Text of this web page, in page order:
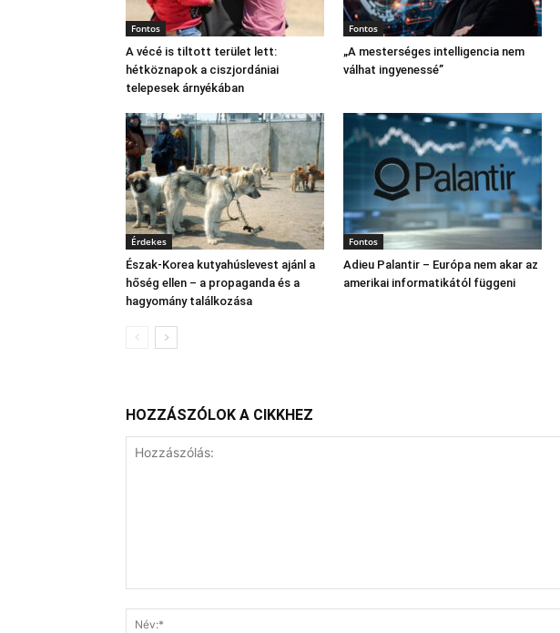
Fontos
A vécé is tiltott terület lett:
hétköznapok a ciszjordániai
telepesek árnyékában
Fontos
„A mesterséges intelligencia nem
válhat ingyenessé”
Érdekes
Észak‑Korea kutyahúslevest ajánl a
hőség ellen – a propaganda és a
hagyomány találkozása
Fontos
Adieu Palantir – Európa nem akar az
amerikai informatikától függeni
HOZZÁSZÓLOK A CIKKHEZ